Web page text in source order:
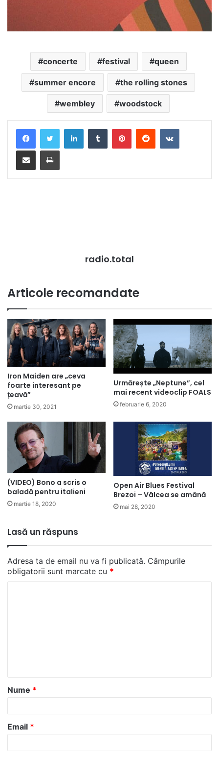
concerte festival queen
summer encore the rolling stones
wembley woodstock
LinkedInTumblrPinterestRedditVKontakte
Distribuie prin mail Tipărește
radio.total
Articole recomandate
Iron Maiden are „ceva
foarte interesant pe
țeavă”
martie 30, 2021
Urmărește „Neptune”, cel
mai recent videoclip FOALS
februarie 6, 2020
(VIDEO) Bono a scris o
baladă pentru italieni
martie 18, 2020
Open Air Blues Festival
Brezoi – Vâlcea se amână
mai 28, 2020
Lasă un răspuns
Adresa ta de email nu va fi publicată. Câmpurile
obligatorii sunt marcate cu *
a
r
u
*
Nume *
Email *